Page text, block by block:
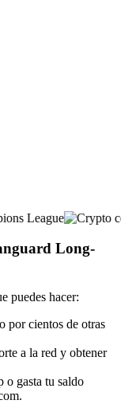
Long-
puedes hacer:
por cientos de otras
a la red y obtener
o gasta tu saldo